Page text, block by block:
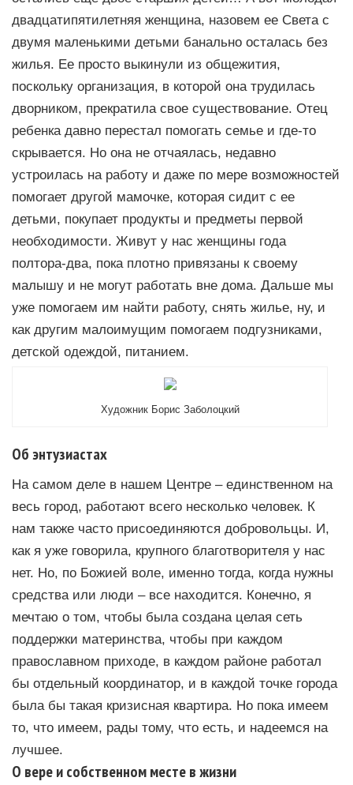
двадцатипятилетняя женщина, назовем ее Света с
двумя маленькими детьми банально осталась без
жилья. Ее просто выкинули из общежития,
поскольку организация, в которой она трудилась
дворником, прекратила свое существование. Отец
ребенка давно перестал помогать семье и где-то
скрывается. Но она не отчаялась, недавно
устроилась на работу и даже по мере возможностей
помогает другой мамочке, которая сидит с ее
детьми, покупает продукты и предметы первой
необходимости. Живут у нас женщины года
полтора-два, пока плотно привязаны к своему
малышу и не могут работать вне дома. Дальше мы
уже помогаем им найти работу, снять жилье, ну, и
как другим малоимущим помогаем подгузниками,
детской одеждой, питанием.
Художник Борис Заболоцкий
Об энтузиастах
На самом деле в нашем Центре – единственном на
весь город, работают всего несколько человек. К
нам также часто присоединяются добровольцы. И,
как я уже говорила, крупного благотворителя у нас
нет. Но, по Божией воле, именно тогда, когда нужны
средства или люди – все находится. Конечно, я
мечтаю о том, чтобы была создана целая сеть
поддержки материнства, чтобы при каждом
православном приходе, в каждом районе работал
бы отдельный координатор, и в каждой точке города
была бы такая кризисная квартира. Но пока имеем
то, что имеем, рады тому, что есть, и надеемся на
лучшее.
О вере и собственном месте в жизни